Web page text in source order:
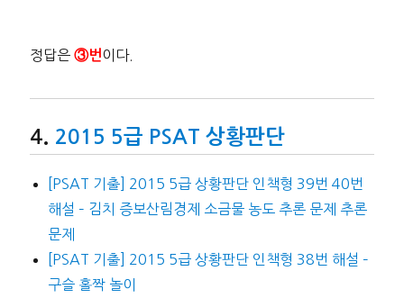
정답은③번 이다.
2015 5급 PSAT 상황판단
[PSAT 기출] 2015 5급 상황판단 인책형 39번 40번
해설 – 김치 증보산림경제 소금물 농도 추론 문제 추론
문제
[PSAT 기출] 2015 5급 상황판단 인책형 38번 해설 –
구슬 홀짝 놀이